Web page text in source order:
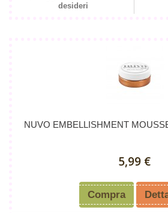
desideri
NUVO EMBELLISHMENT
5,99 €
Compra